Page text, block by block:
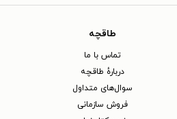
طاقچه
تماس با ما
دربارهٔ طاقچه
سوال‌های متداول
فروش سازمانی